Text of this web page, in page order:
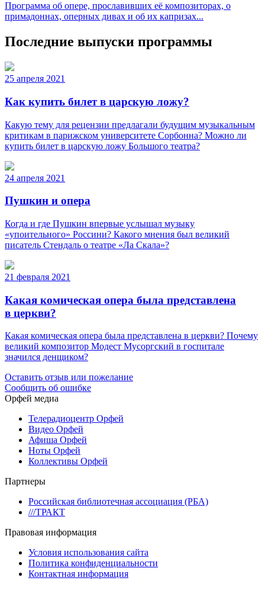
Программа об опере, прославивших её композиторах, о
примадоннах, оперных дивах и об их капризах...
Последние выпуски программы
25 апреля 2021
Как купить билет в царскую ложу?
Какую тему для рецензии предлагали будущим музыкальным
критикам в парижском университете Сорбонна? Можно ли
купить билет в царскую ложу Большого театра?
24 апреля 2021
Пушкин и опера
Когда и где Пушкин впервые услышал музыку
«упоительного» Россини? Какого мнения был великий
писатель Стендаль о театре «Ла Скала»?
21 февраля 2021
Какая комическая опера была представлена
в церкви?
Какая комическая опера была представлена в церкви? Почему
великий композитор Модест Мусоргский в госпитале
значился денщиком?
Оставить отзыв или пожелание
Сообщить об ошибке
Орфей медиа
Телерадиоцентр Орфей
Видео Орфей
Афиша Орфей
Ноты Орфей
Коллективы Орфей
Партнеры
Российская библиотечная ассоциация (РБА)
///ТРАКТ
Правовая информация
Условия использования сайта
Политика конфиденциальности
Контактная информация